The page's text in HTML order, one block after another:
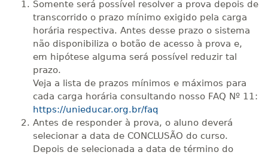
Matricular
400 H 50dias 150dias
R$ 1.982,74
Matricular
dias dias
R$ 2.082,12
Matricular
440 H 55dias 150dias
R$ 2.240,16
Matricular
Somente será possível resolver a prova depois de
transcorrido o prazo mínimo exigido pela carga
horária respectiva. Antes desse prazo o sistema
não disponibiliza o botão de acesso à prova e,
em hipótese alguma será possível reduzir tal
prazo.
Veja a lista de prazos mínimos e máximos para
cada carga horária consultando nosso FAQ Nº 11:
https://unieducar.org.br/faq
Antes de responder à prova, o aluno deverá
selecionar a data de CONCLUSÃO do curso.
Depois de selecionada a data de término do